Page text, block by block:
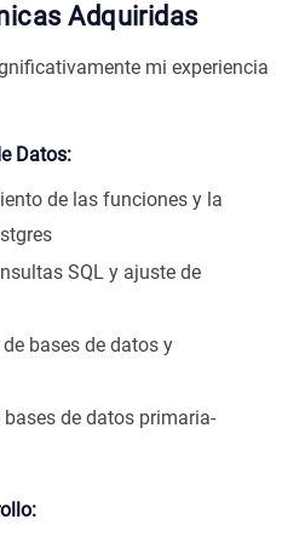
Adquiridas
mi experiencia
Datos:
de las funciones y la
SQL y ajuste de
bases de datos y
de datos primaria-